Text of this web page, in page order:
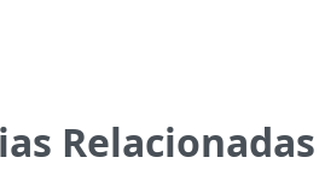
Relacionadas